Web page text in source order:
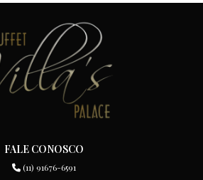
FALE CONOSCO
(11) 91676-6591